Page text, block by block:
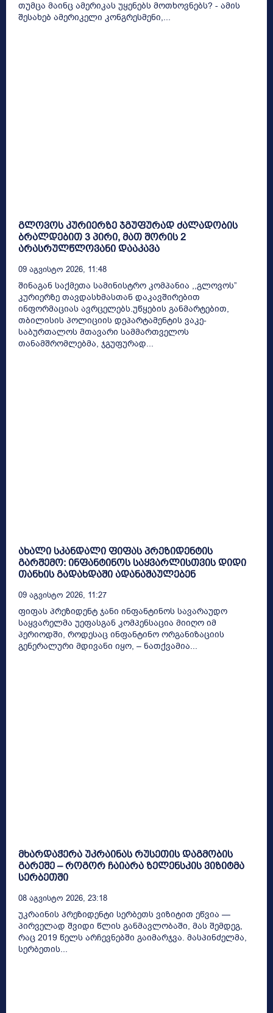
თუმცა მაინც ამერიკას უყენებს მოთხოვნებს? - ამის
შესახებ ამერიკელი კონგრესმენი,...
გლოვოს კურიერზე ჯგუფურად ძალადობის
ბრალდებით 3 პირი, მათ შორის 2
არასრულწლოვანი დააკავა
09 Აგვისტო 2026, 11:48
შინაგან საქმეთა სამინისტრო კომპანია ,,გლოვოს”
კურიერზე თავდასხმასთან დაკავშირებით
ინფორმაციას ავრცელებს.უწყების განმარტებით,
თბილისის პოლიციის დეპარტამენტის ვაკე-
საბურთალოს მთავარი სამმართველოს
თანამშრომლებმა, ჯგუფურად...
ახალი სკანდალი ფიფას პრეზიდენტის
გარშემო: ინფანტინოს საყვარლისთვის დიდი
თანხის გადახდაში ადანაშაულებენ
09 Აგვისტო 2026, 11:27
ფიფას პრეზიდენტ ჯანი ინფანტინოს სავარაუდო
საყვარელმა უეფასგან კომპენსაცია მიიღო იმ
პერიოდში, როდესაც ინფანტინო ორგანიზაციის
გენერალური მდივანი იყო, – ნათქვამია...
მხარდაჭერა უკრაინას რუსეთის დაგმობის
გარეშე – როგორ ჩაიარა ზელენსკის ვიზიტმა
სერბეთში
08 Აგვისტო 2026, 23:18
უკრაინის პრეზიდენტი სერბეთს ვიზიტით ეწვია —
პირველად შვიდი წლის განმავლობაში, მას შემდეგ,
რაც 2019 წელს არჩევნებში გაიმარჯვა. მასპინძელმა,
სერბეთის...